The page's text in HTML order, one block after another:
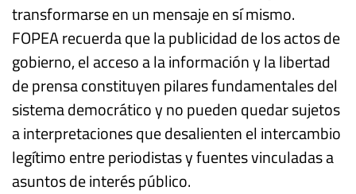
transformarse en un mensaje en sí mismo.
FOPEA recuerda que la publicidad de los actos de
gobierno, el acceso a la información y la libertad
de prensa constituyen pilares fundamentales del
sistema democrático y no pueden quedar sujetos
a interpretaciones que desalienten el intercambio
legítimo entre periodistas y fuentes vinculadas a
asuntos de interés público.